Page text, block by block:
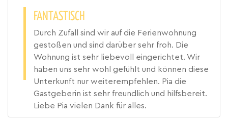
FANTASTISCH
Durch Zufall sind wir auf die Ferienwohnung
gestoßen und sind darüber sehr froh. Die
Wohnung ist sehr liebevoll eingerichtet. Wir
haben uns sehr wohl gefühlt und können diese
Unterkunft nur weiterempfehlen. Pia die
Gastgeberin ist sehr freundlich und hilfsbereit.
Liebe Pia vielen Dank für alles.